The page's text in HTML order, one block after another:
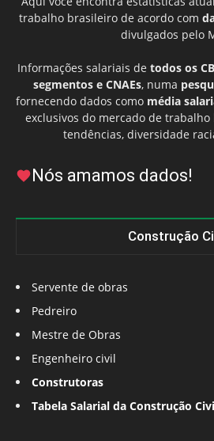
trabalho brasileiro de acordo com
divulgados pelo
Informações salariais de todos os
segmentos e CNAEs, numa
fornecendo dados como média
exclusivos do mercado de
tendências, diversidade
Nós amamos dados!
Construção
Servente de obras
Pedreiro
Mestre de Obras
Engenheiro civil
Construtoras
Tabela Salarial da Construção